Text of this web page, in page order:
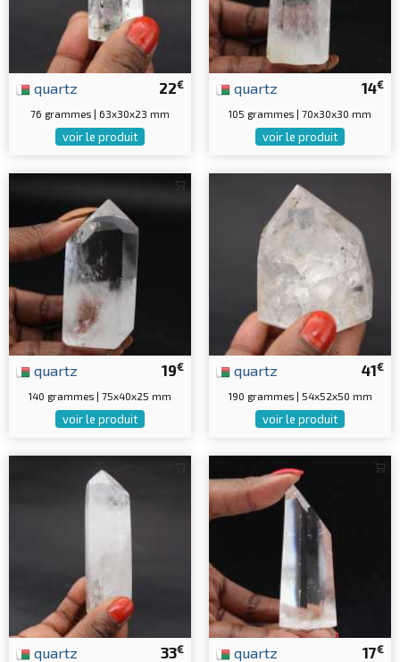
22€
quartz
76 grammes | 63x30x23 mm
voir le produit
14€
quartz
105 grammes | 70x30x30 mm
voir le produit
19€
quartz
140 grammes | 75x40x25 mm
voir le produit
41€
quartz
190 grammes | 54x52x50 mm
voir le produit
33€
quartz 17€
quartz